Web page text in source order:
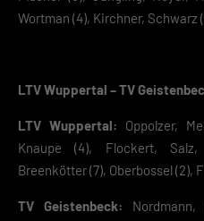
Wortman (4), Kirchner, Schwarz
LTV Wuppertal – TV
LTV Wuppertal: Oppolzer,
Knaupe (4), Flockert,
Breenkötter (7), Oberbossel (2),
TV Geistenbeck: